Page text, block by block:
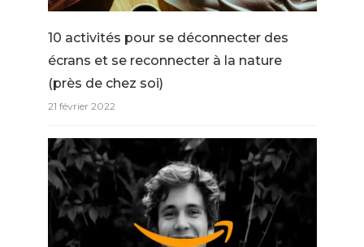
10 activités pour se déconnecter des
écrans et se reconnecter à la nature
(près de chez soi)
21 février 2022